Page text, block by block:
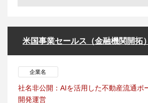
米国事業セールス（金融機関開拓）
企業名
社名非公開：AIを活用した不動産流通ポ
開発運営